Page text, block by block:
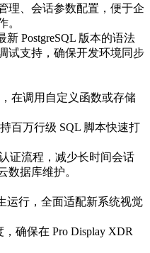
理、会话参数配置，便于企
。
新 PostgreSQL 版本的语法
试支持，确保开发环境同步
在调用自定义函数或存储
百万行级 SQL 脚本快速打
证流程，减少长时间会话
数据库维护。
运行‌，全面适配新系统视觉
确保在 Pro Display XDR